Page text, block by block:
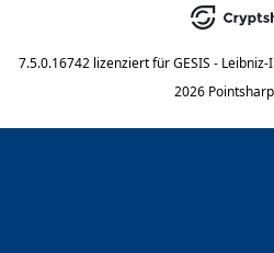
7.5.0.16742 lizenziert für GESIS -
2026